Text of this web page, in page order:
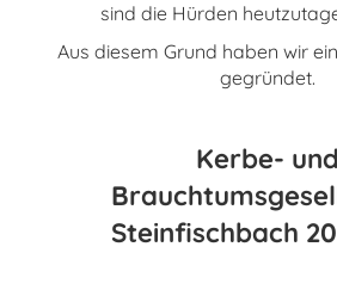
sind die Hürden
Aus diesem Grund haben wir
gegründet.
Kerbe- und
Steinfischbach